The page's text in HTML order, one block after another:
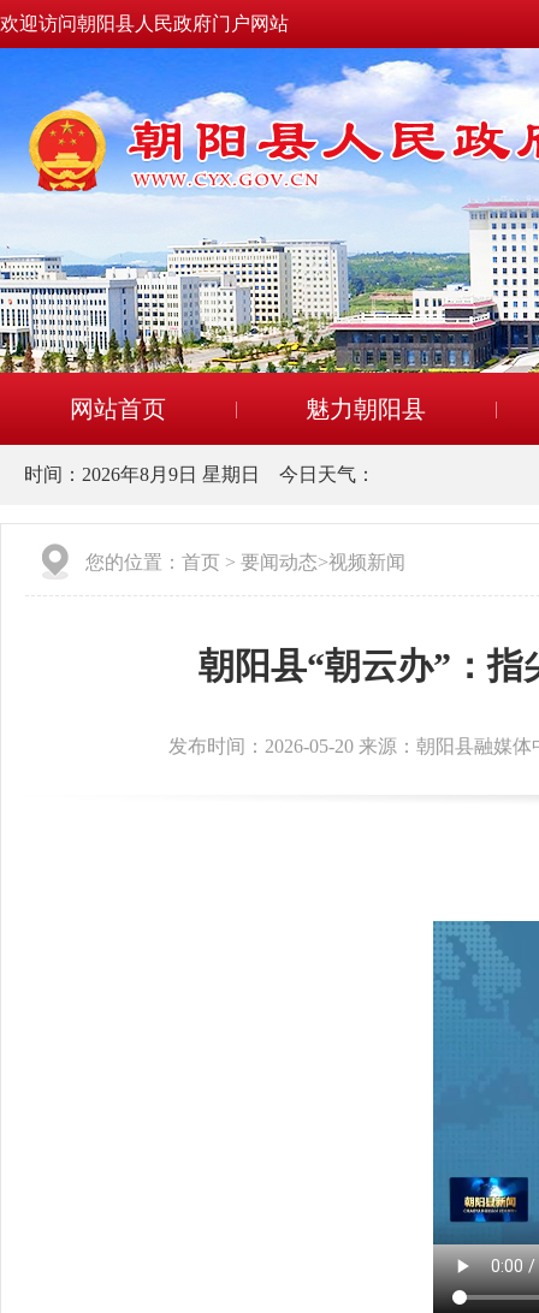
欢迎访问朝阳县人民政府门户网站
网站首页 魅力朝阳县
时间： 2026年8月9日 星期日 今日天气：
您的位置： 首页 > 要闻动态>视频新闻
朝阳县“朝云办”：
发布时间：2026-05-20 来源：朝阳县融媒体